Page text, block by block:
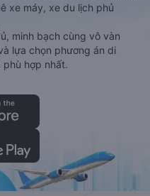
xe máy, xe du lịch phủ
minh bạch cùng vô vàn
lựa chọn phương án di
phù hợp nhất.